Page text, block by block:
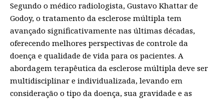
Segundo o médico radiologista, Gustavo Khattar de
Godoy, o tratamento da esclerose múltipla tem
avançado significativamente nas últimas décadas,
oferecendo melhores perspectivas de controle da
doença e qualidade de vida para os pacientes. A
abordagem terapêutica da esclerose múltipla deve ser
multidisciplinar e individualizada, levando em
consideração o tipo da doença, sua gravidade e as